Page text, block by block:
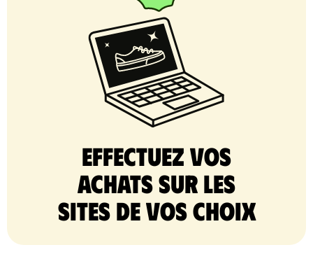
Effectuez vos
achats sur les
sites de vos choix